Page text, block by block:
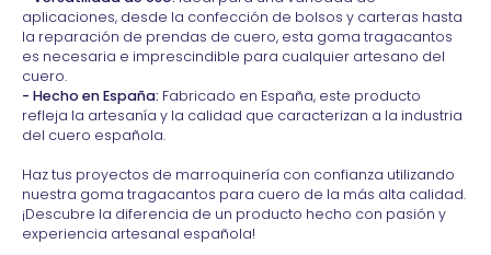
aplicaciones, desde la confección de bolsos y carteras hasta
la reparación de prendas de cuero, esta goma tragacantos
es necesaria e imprescindible para cualquier artesano del
cuero.
- Hecho en España: Fabricado en España, este producto
refleja la artesanía y la calidad que caracterizan a la industria
del cuero española.
Haz tus proyectos de marroquinería con confianza utilizando
nuestra goma tragacantos para cuero de la más alta calidad.
¡Descubre la diferencia de un producto hecho con pasión y
experiencia artesanal española!